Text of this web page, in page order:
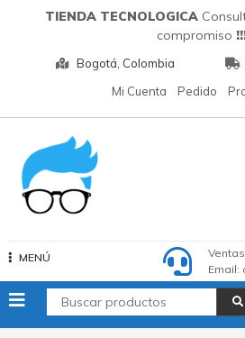
TIENDA TECNOLOGICA
compromiso
Bogotá, Colombia
Mi Cuenta
Pedido
MENÚ
Email: